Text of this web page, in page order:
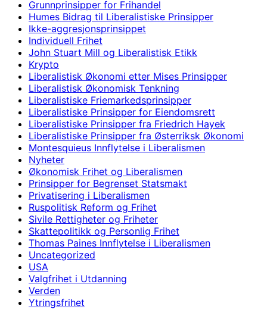
Grunnprinsipper for Frihandel
Humes Bidrag til Liberalistiske Prinsipper
Ikke-aggresjonsprinsippet
Individuell Frihet
John Stuart Mill og Liberalistisk Etikk
Krypto
Liberalistisk Økonomi etter Mises Prinsipper
Liberalistisk Økonomisk Tenkning
Liberalistiske Friemarkedsprinsipper
Liberalistiske Prinsipper for Eiendomsrett
Liberalistiske Prinsipper fra Friedrich Hayek
Liberalistiske Prinsipper fra Østerriksk Økonomi
Montesquieus Innflytelse i Liberalismen
Nyheter
Økonomisk Frihet og Liberalismen
Prinsipper for Begrenset Statsmakt
Privatisering i Liberalismen
Ruspolitisk Reform og Frihet
Sivile Rettigheter og Friheter
Skattepolitikk og Personlig Frihet
Thomas Paines Innflytelse i Liberalismen
Uncategorized
USA
Valgfrihet i Utdanning
Verden
Ytringsfrihet